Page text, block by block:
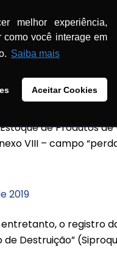
melhor experiência,
como você interage em
Saiba mais
Aceitar Cookies
(Mapa) –Instrução
de Produtos
VIII – campo
2019
o registro
Destruição”